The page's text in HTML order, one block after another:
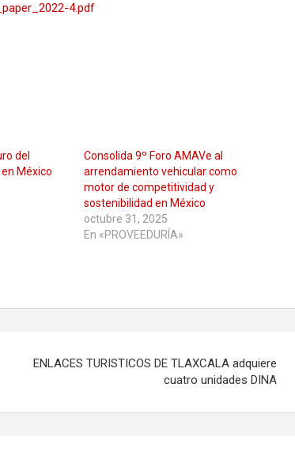
4.pdf
del
México
Consolida 9º Foro AMAVe al
arrendamiento vehicular como
motor de competitividad y
sostenibilidad en México
octubre 31, 2025
En «PROVEEDURÍA»
ENLACES TURISTICOS DE TLAXCALA adquiere
cuatro unidades DINA